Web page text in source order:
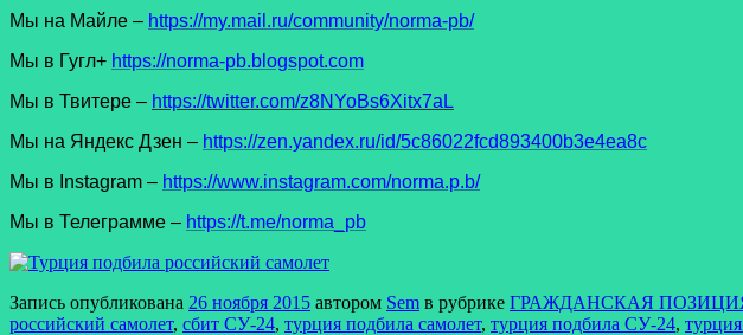
Мы на Майле – https://my.mail.ru/community/norma-pb/
Мы в Гугл+ https://norma-pb.blogspot.com
Мы в Твитере – https://twitter.com/z8NYoBs6Xitx7aL
Мы на Яндекс Дзен – https://zen.yandex.ru/id/5c86022fcd893400b3e4ea8c
Мы в Instagram – https://www.instagram.com/norma.p.b/
Мы в Телеграмме – https://t.me/norma_pb
Запись опубликована 26 ноября 2015 автором Sem в рубрике ГРАЖДАНСКАЯ
российский самолет, сбит СУ-24, турция подбила самолет, турция подбила СУ-24,